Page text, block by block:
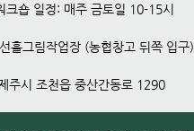
크숍 일정: 매주 금토일 10-15시
흘그림작업장 (농협창고 뒤쪽 입구)
주시 조천읍 중산간동로 1290